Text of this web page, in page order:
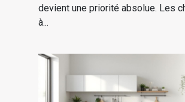
devient une priorité absolue. Les
à...